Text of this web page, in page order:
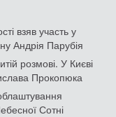
взяв участь у
Андрія Парубія
розмові. У Києві
Прокопюка
Сотні